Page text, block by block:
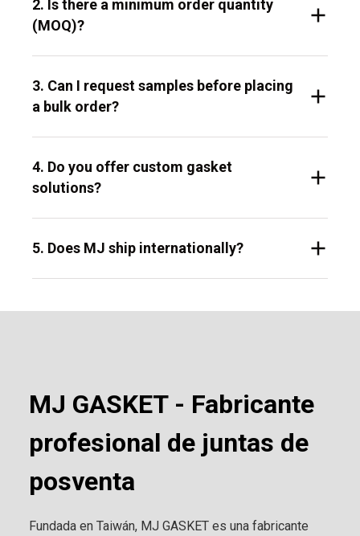
2. Is there a minimum order quantity
(MOQ)?
3. Can I request samples before placing
a bulk order?
4. Do you offer custom gasket
solutions?
5. Does MJ ship internationally?
MJ GASKET - Fabricante
profesional de juntas de
posventa
Fundada en Taiwán, MJ GASKET es una fabricante